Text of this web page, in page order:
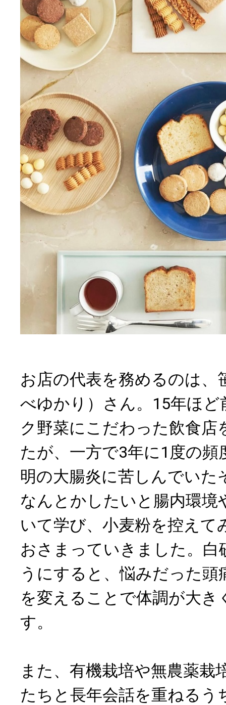
お店の代表を務めるのは、
べゆかり）さん。15年ほ
ク野菜にこだわった飲食店
たが、一方で3年に1度の頻
明の大腸炎に苦しんでいた
なんとかしたいと腸内環境
いて学び、小麦粉を控えて
おさまっていきました。白
うにすると、悩みだった頭
を変えることで体調が大き
す。
また、有機栽培や無農薬栽
たちと長年会話を重ねるう